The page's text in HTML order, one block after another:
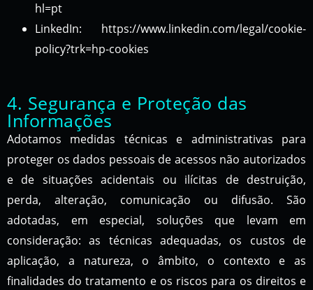
hl=pt
LinkedIn: https://www.linkedin.com/legal/cookie-
policy?trk=hp-cookies
4. Segurança e Proteção das
Informações
Adotamos medidas técnicas e administrativas para
proteger os dados pessoais de acessos não autorizados
e de situações acidentais ou ilícitas de destruição,
perda, alteração, comunicação ou difusão. São
adotadas, em especial, soluções que levam em
consideração: as técnicas adequadas, os custos de
aplicação, a natureza, o âmbito, o contexto e as
finalidades do tratamento e os riscos para os direitos e